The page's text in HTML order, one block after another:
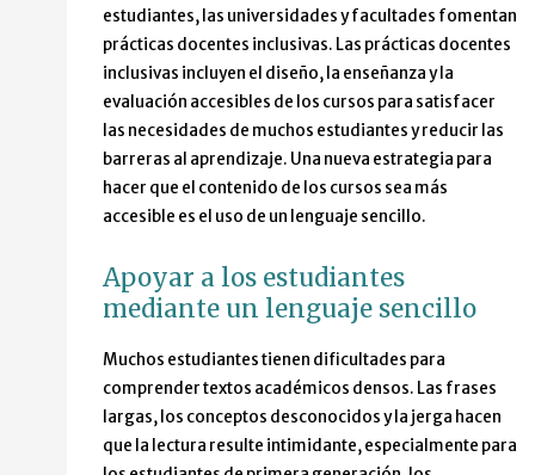
estudiantes, las universidades y facultades fomentan
prácticas docentes inclusivas. Las prácticas docentes
inclusivas incluyen el diseño, la enseñanza y la
evaluación accesibles de los cursos para satisfacer
las necesidades de muchos estudiantes y reducir las
barreras al aprendizaje. Una nueva estrategia para
hacer que el contenido de los cursos sea más
accesible es el uso de un lenguaje sencillo.
Apoyar a los estudiantes
mediante un lenguaje sencillo
Muchos estudiantes tienen dificultades para
comprender textos académicos densos. Las frases
largas, los conceptos desconocidos y la jerga hacen
que la lectura resulte intimidante, especialmente para